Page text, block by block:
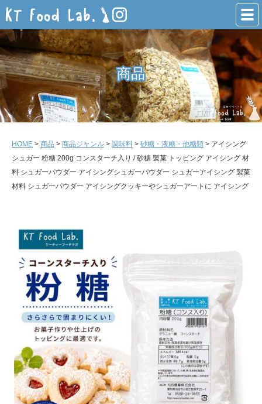
商品
商品
HOME > 商品 > 商品ジャンル > 調味料 > 砂糖・液糖・他糖類 > アイシング
シュガー 粉糖 200g コンスターチ入り / 砂糖 製菓 トッピング アイシング 材
料 シュガーパウダー アイシングシュガーパウダー シュガーアイシング 製菓
材料 シュガーパウダー アイシングクッキーやシュガーアートに アイシング